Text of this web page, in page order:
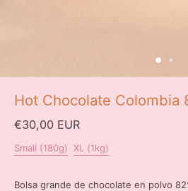
Hot Chocolate Colombia
€30,00 EUR
Small (180g) XL (1kg)
Bolsa grande de chocolate en polvo